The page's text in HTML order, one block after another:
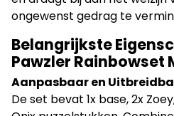
ongewenst gedrag te
Belangrijkste
Pawzler Rainbowset
Aanpasbaar en
De set bevat 1x base, 2x